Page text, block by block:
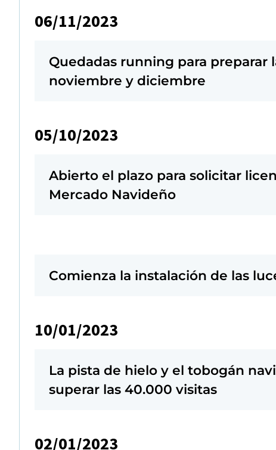
06/11/2023
Quedadas running para preparar
noviembre y diciembre
05/10/2023
Abierto el plazo para solicitar
Mercado Navideño
Comienza la instalación de las
10/01/2023
La pista de hielo y el tobogán
superar las 40.000 visitas
02/01/2023